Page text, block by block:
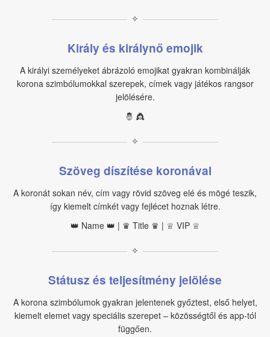
✧
Király és királynő emojik
A királyi személyeket ábrázoló emojikat gyakran kombinálják
korona szimbólumokkal szerepek, címek vagy játékos rangsor
jelölésére.
🤴 👸
✧
Szöveg díszítése koronával
A koronát sokan név, cím vagy rövid szöveg elé és mögé teszik,
így kiemelt címkét vagy fejlécet hoznak létre.
👑 Name 👑 | ♛ Title ♛ | ♕ VIP ♕
✧
Státusz és teljesítmény jelölése
A korona szimbólumok gyakran jelentenek győztest, első helyet,
kiemelt elemet vagy speciális szerepet – közösségtől és app-tól
függően.